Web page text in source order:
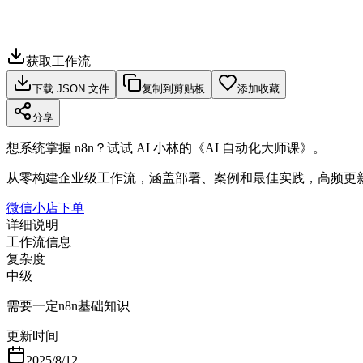
获取工作流
下载 JSON 文件 复制到剪贴板 添加收藏
分享
想系统掌握 n8n？试试 AI 小林的《AI 自动化大师课》。
从零构建企业级工作流，涵盖部署、案例和最佳实践，高频更
微信小店下单
详细说明
工作流信息
复杂度
中级
需要一定n8n基础知识
更新时间
2025/8/12